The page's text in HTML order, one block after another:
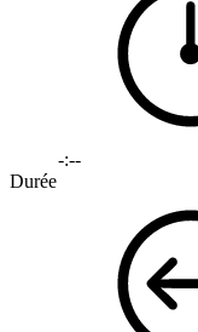
-:--
Durée